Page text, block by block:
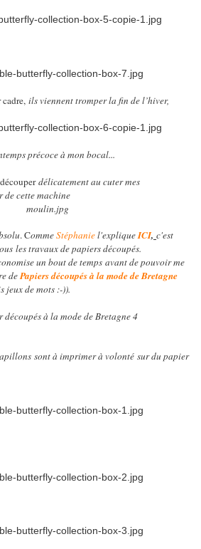
ils viennent tromper la fin de l’hiver,
précoce à mon bocal...
délicatement au cuter mes
de cette machine
. CommeStéphaniel'expliqueICI, c'est
les travaux de papiers découpés.
un bout de temps avant de pouvoir me
dePapiers découpés à la mode de Bretagne
jeux de mots :-)).
sont à imprimer à volonté sur du papier